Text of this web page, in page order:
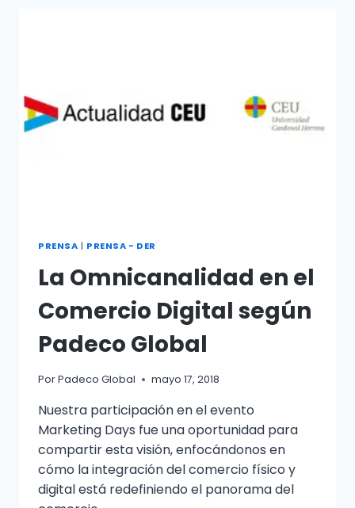
PRENSA | PRENSA - DER
La Omnicanalidad en el
Comercio Digital según
Padeco Global
PorPadeco Global mayo 17, 2018
Nuestra participación en el evento
Marketing Days fue una oportunidad para
compartir esta visión, enfocándonos en
cómo la integración del comercio físico y
digital está redefiniendo el panorama del